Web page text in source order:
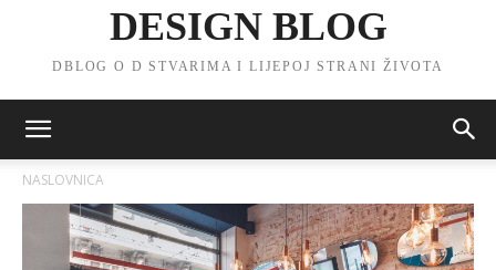
DESIGN BLOG
DBLOG O D STVARIMA I LIJEPOJ STRANI ŽIVOTA
NASLOVNICA